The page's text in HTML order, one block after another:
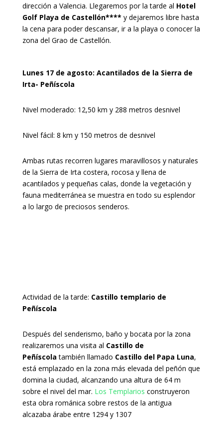
dirección a Valencia. Llegaremos por la tarde al Hotel
Golf Playa de Castellón**** y dejaremos libre hasta
la cena para poder descansar, ir a la playa o conocer la
zona del Grao de Castellón.
Lunes 17 de agosto: Acantilados de la Sierra de
Irta- Peñíscola
Nivel moderado: 12,50 km y 288 metros desnivel
Nivel fácil: 8 km y 150 metros de desnivel
Ambas rutas recorren lugares maravillosos y naturales
de la Sierra de Irta costera, rocosa y llena de
acantilados y pequeñas calas, donde la vegetación y
fauna mediterránea se muestra en todo su esplendor
a lo largo de preciosos senderos.
Actividad de la tarde: Castillo templario de
Peñíscola
Después del senderismo, baño y bocata por la zona
realizaremos una visita al Castillo de
Peñíscolatambién llamado Castillo del Papa Luna,
está emplazado en la zona más elevada del peñón que
domina la ciudad, alcanzando una altura de 64 m
sobre el nivel del mar. Los Templarios construyeron
esta obra románica sobre restos de la antigua
alcazaba árabe entre 1294 y 1307